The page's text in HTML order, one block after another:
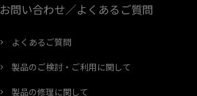
お問い合わせ／よくあるご質問
よくあるご質問
製品のご検討・ご利用に関して
製品の修理に関して